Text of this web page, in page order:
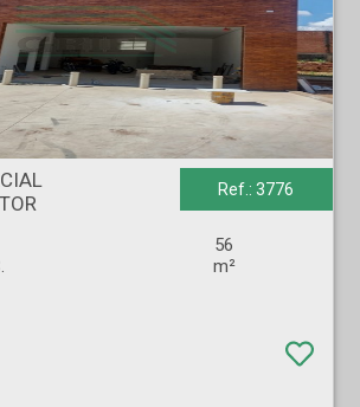
- Ribeirão Preto
Ref.: 3776
56
m²